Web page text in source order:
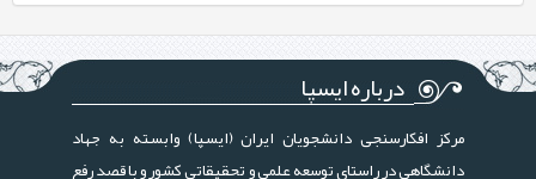
درباره ایسپا
مرکز افکارسنجی دانشجویان ایران (ایسپا) وابسته به جهاد
دانشگاهی در راستای توسعه علمی و تحقیقاتی کشور و با قصد رفع